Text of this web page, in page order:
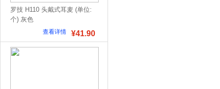
罗技 H110 头戴式耳麦 (单位:
个) 灰色
¥41.90
查看详情